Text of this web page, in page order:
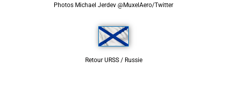
Photos Michael Jerdev @MuxelAero/Twitter
Retour URSS / Russie